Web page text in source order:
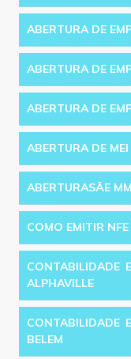
ABERTURA DE
ABERTURA DE
ABERTURA DE
ABERTURA DE MEI
ABERTURASÃE
COMO EMITIR NFE
CONTABILIDADE
ALPHAVILLE
CONTABILIDADE
BELEM